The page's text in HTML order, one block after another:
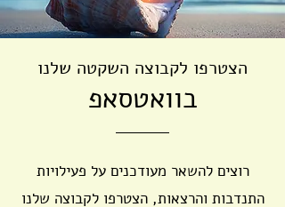
הצטרפו לקבוצה השקטה שלנו
בוואטסאפ
רוצים להשאר מעודכנים על פעילויות
התנדבות והרצאות, הצטרפו לקבוצה שלנו